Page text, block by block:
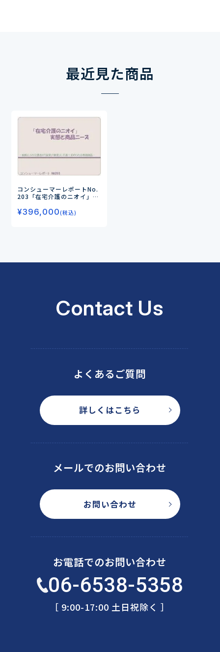
最近見た商品
コンシューマーレポートNo.
203 「在宅介護のニオイ」実
介護者が「尿臭」「便臭」に
不満！求められる専用商品―
¥396,000(税込)
Contact Us
よくあるご質問
詳しくはこちら
メールでのお問い合わせ
お問い合わせ
お電話でのお問い合わせ
06-6538-5358
［ 9:00-17:00 土日祝除く ］